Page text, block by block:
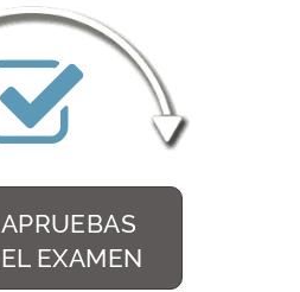
APRUEBAS
EL EXAMEN